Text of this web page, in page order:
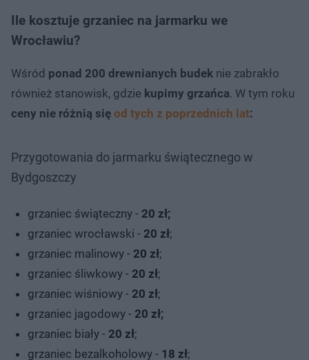
Ile kosztuje grzaniec na jarmarku we
Wrocławiu?
Wśród ponad 200 drewnianych budek nie zabrakło
również stanowisk, gdzie kupimy grzańca. W tym roku
ceny nie różnią się od tych z poprzednich lat:
Przygotowania do jarmarku świątecznego w
Bydgoszczy
grzaniec świąteczny - 20 zł;
grzaniec wrocławski - 20 zł;
grzaniec malinowy - 20 zł;
grzaniec śliwkowy - 20 zł;
grzaniec wiśniowy - 20 zł;
grzaniec jagodowy - 20 zł;
grzaniec biały - 20 zł;
grzaniec bezalkoholowy - 18 zł;